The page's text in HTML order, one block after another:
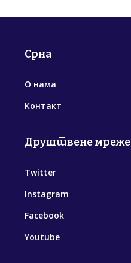
Срна
О нама
Контакт
Друштвене мреже
Twitter
Instagram
Facebook
Youtube